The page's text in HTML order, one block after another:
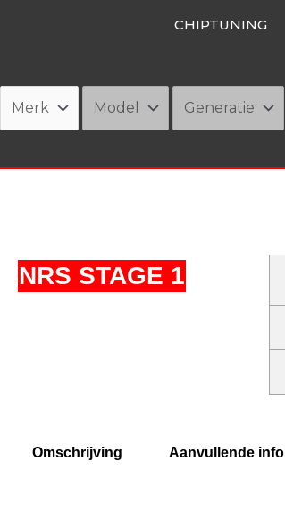
CHIPTUNING
NRS STAGE 1
Omschrijving Aanvullende info